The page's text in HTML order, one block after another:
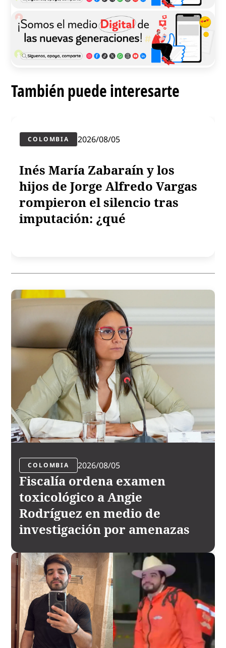
También puede interesarte
COLOMBIA 2026/08/05
Inés María Zabaraín y los
hijos de Jorge Alfredo Vargas
rompieron el silencio tras
imputación: ¿qué
COLOMBIA 2026/08/05
Fiscalía ordena examen
toxicológico a Angie
Rodríguez en medio de
investigación por amenazas